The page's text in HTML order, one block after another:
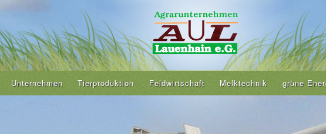
Unternehmen Tierproduktion Feldwirtschaft Melktechnik grüne